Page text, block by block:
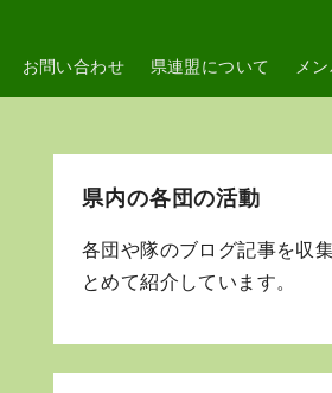
お問い合わせ 県連盟について メ
県内の各団の活動
各団や隊のブログ記事を収
とめて紹介しています。